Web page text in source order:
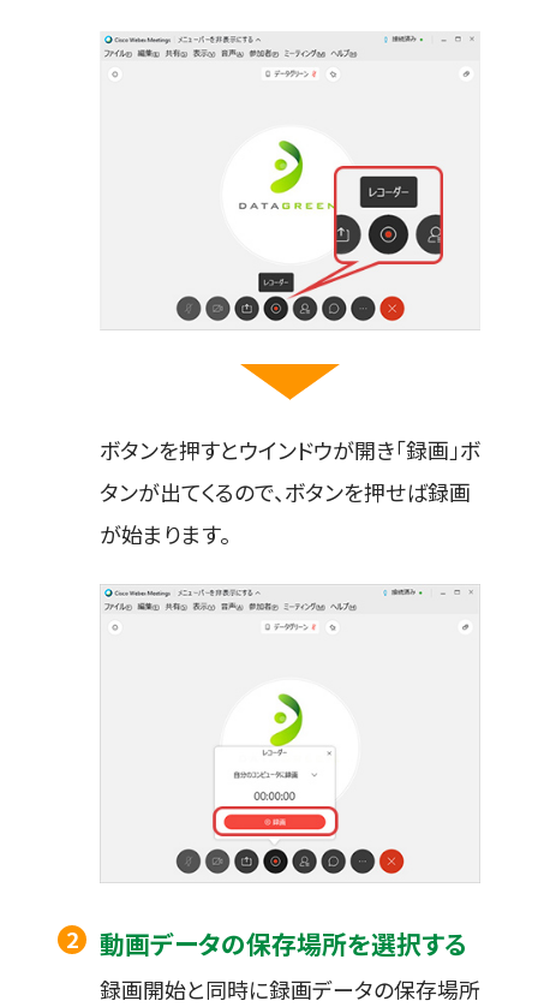
ボタンを押すとウインドウが開き「録画」ボ
タンが出てくるので、ボタンを押せば録画
が始まります。
動画データの保存場所を選択する
録画開始と同時に録画データの保存場所